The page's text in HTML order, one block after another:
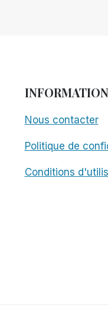
Nous contacter
Politique de
Conditions